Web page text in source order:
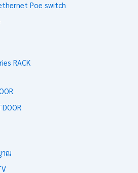
Poe switch
RACK
ณ